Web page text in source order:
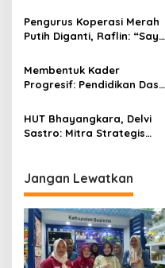
p
o
s
Pengurus Koperasi Merah
Putih Diganti, Raflin: “Saya
Membentuk Kader
Progresif: Pendidikan Dasar
Ideologis
HUT Bhayangkara, Delvi
Sastro: Mitra Strategis
Jangan Lewatkan